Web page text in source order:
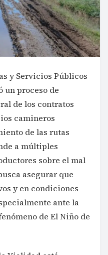
y Servicios Públicos
un proceso de
de los contratos
camineros
de las rutas
a múltiples
sobre el mal
asegurar que
y en condiciones
ante la
de El Niño de